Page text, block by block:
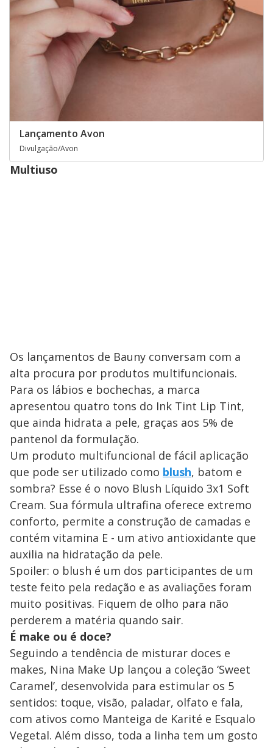
Lançamento Avon
Divulgação/Avon
Multiuso
Os lançamentos de Bauny conversam com a
alta procura por produtos multifuncionais.
Para os lábios e bochechas, a marca
apresentou quatro tons do Ink Tint Lip Tint,
que ainda hidrata a pele, graças aos 5% de
pantenol da formulação.
Um produto multifuncional de fácil aplicação
que pode ser utilizado como blush, batom e
sombra? Esse é o novo Blush Líquido 3x1 Soft
Cream. Sua fórmula ultrafina oferece extremo
conforto, permite a construção de camadas e
contém vitamina E - um ativo antioxidante que
auxilia na hidratação da pele.
Spoiler: o blush é um dos participantes de um
teste feito pela redação e as avaliações foram
muito positivas. Fiquem de olho para não
perderem a matéria quando sair.
É make ou é doce?
Seguindo a tendência de misturar doces e
makes, Nina Make Up lançou a coleção ‘Sweet
Caramel’, desenvolvida para estimular os 5
sentidos: toque, visão, paladar, olfato e fala,
com ativos como Manteiga de Karité e Esqualo
Vegetal. Além disso, toda a linha tem um gosto